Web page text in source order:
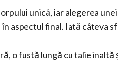
unică, iar alegerea
aspectul final. Iată câteva
ofustă lungă cu talie înaltă